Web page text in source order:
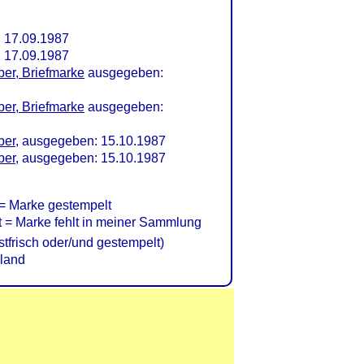
Briefmarke ausgegeben:
Briefmarke ausgegeben:
, ausgegeben: 15.10.1987
, ausgegeben: 15.10.1987
Marke gestempelt
= Marke fehlt in meiner Sammlung
oder/und gestempelt)